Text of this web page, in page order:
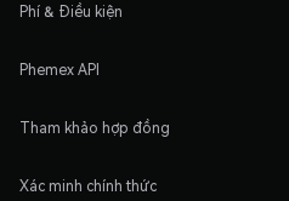
Phí & Điều kiện
Phemex API
Tham khảo hợp đồng
Xác minh chính thức